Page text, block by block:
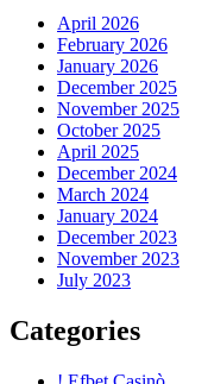
April 2026
February 2026
January 2026
December 2025
November 2025
October 2025
April 2025
December 2024
March 2024
January 2024
December 2023
November 2023
July 2023
Categories